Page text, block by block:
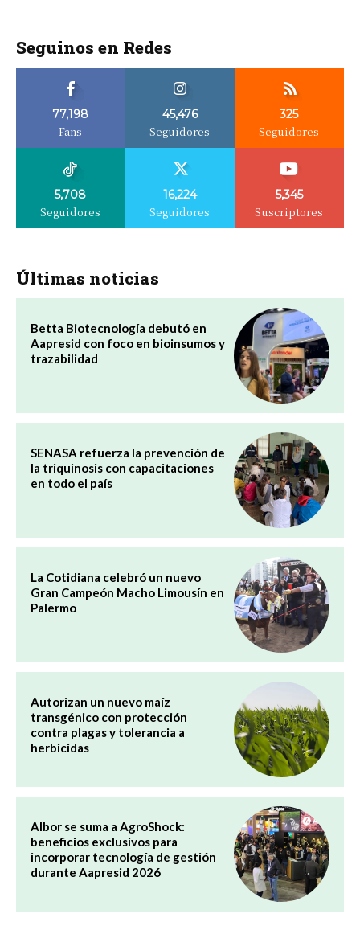
Seguinos en Redes
77,198
Fans
45,476
Seguidores
325
Seguidores
5,708
Seguidores
16,224
Seguidores
5,345
Suscriptores
Últimas noticias
Betta Biotecnología debutó en
Aapresid con foco en bioinsumos y
trazabilidad
SENASA refuerza la prevención de
la triquinosis con capacitaciones
en todo el país
La Cotidiana celebró un nuevo
Gran Campeón Macho Limousín en
Palermo
Autorizan un nuevo maíz
transgénico con protección
contra plagas y tolerancia a
herbicidas
Albor se suma a AgroShock:
beneficios exclusivos para
incorporar tecnología de gestión
durante Aapresid 2026